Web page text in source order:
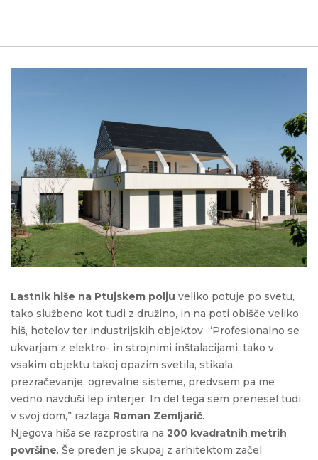
Lastnik hiše na Ptujskem polju veliko potuje po svetu,
tako službeno kot tudi z družino, in na poti obišče veliko
hiš, hotelov ter industrijskih objektov. “Profesionalno se
ukvarjam z elektro- in strojnimi inštalacijami, tako v
vsakim objektu takoj opazim svetila, stikala,
prezračevanje, ogrevalne sisteme, predvsem pa me
vedno navduši lep interjer. In del tega sem prenesel tudi
v svoj dom,” razlaga Roman Zemljarič.
Njegova hiša se razprostira na 200 kvadratnih metrih
površine. Še preden je skupaj z arhitektom začel